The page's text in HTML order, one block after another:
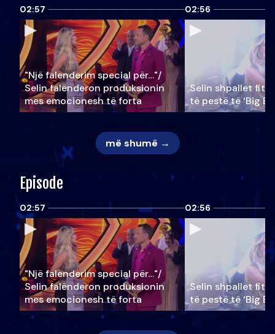
02:57
"Një falenderim special për…"/
Selin falënderon produksionin
mes emocionesh të forta
02:56
Selin shpallet
të pestë të ‘Big
më shumë →
Episode
02:57
"Një falenderim special për…"/
Selin falënderon produksionin
mes emocionesh të forta
02:56
Selin shpallet
të pestë të ‘Big